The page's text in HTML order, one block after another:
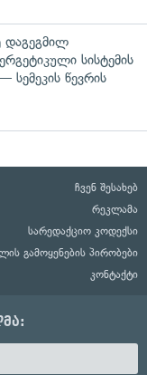
დაგეგმილ
სისტემის
სემეკის წევრის
ჩვენ შესახებ
რეკლამა
სარედაქციო კოდექსი
გამოყენების პირობები
კონტაქტი